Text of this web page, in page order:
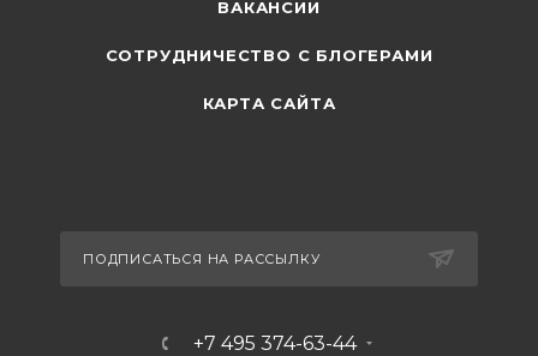
ВАКАНСИИ
СОТРУДНИЧЕСТВО С БЛОГЕРАМИ
КАРТА САЙТА
ПОДПИСАТЬСЯ НА РАССЫЛКУ
+7 495 374-63-44